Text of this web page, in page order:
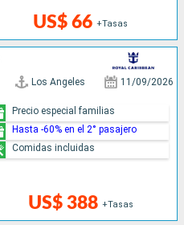
US$ 66 +Tasas
Los Angeles 11/09/2026
US$ 388 +Tasas
Precio especial familias
Hasta -60% en el 2° pasajero
Comidas incluidas